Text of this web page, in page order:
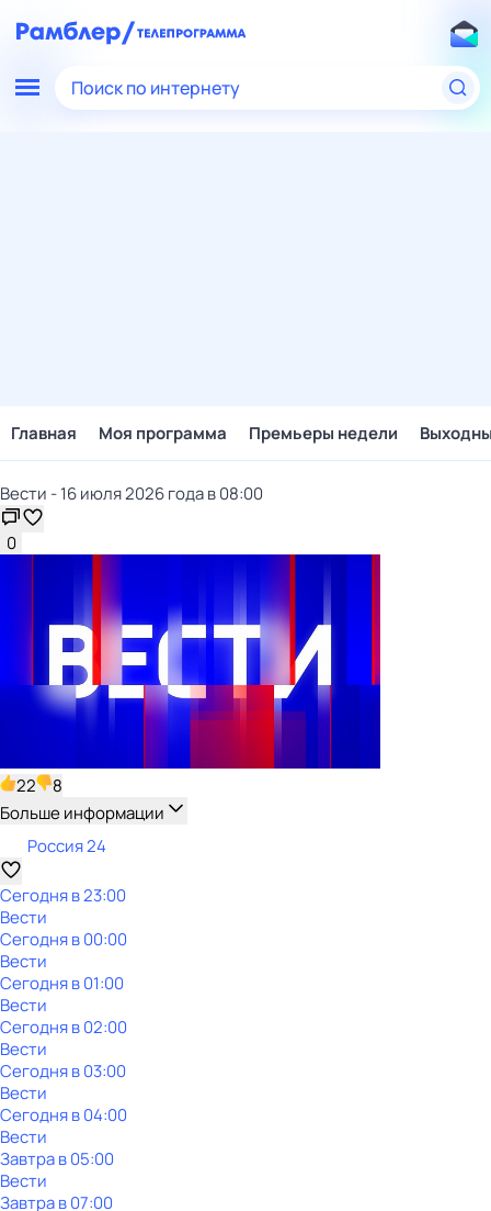
Поиск по интернету
Главная Моя программа Премьеры недели
Вести - 16 июля 2026 года в 08:00
0
22
8
Больше информации
Россия 24
Сегодня в 23:00
Вести
Сегодня в 00:00
Вести
Сегодня в 01:00
Вести
Сегодня в 02:00
Вести
Сегодня в 03:00
Вести
Сегодня в 04:00
Вести
Завтра в 05:00
Вести
Завтра в 07:00